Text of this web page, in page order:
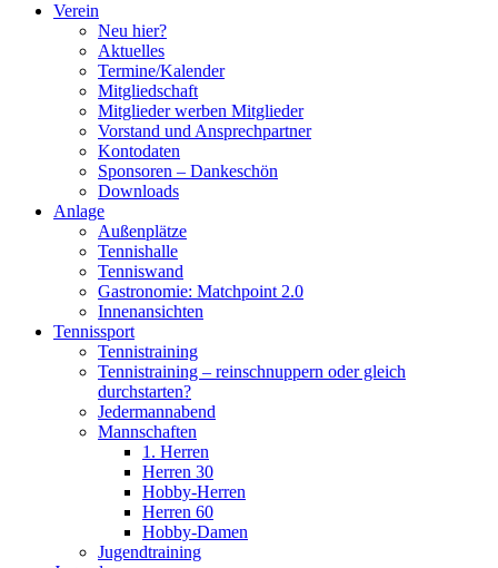
Verein
Neu hier?
Aktuelles
Termine/Kalender
Mitgliedschaft
Mitglieder werben Mitglieder
Vorstand und Ansprechpartner
Kontodaten
Sponsoren – Dankeschön
Downloads
Anlage
Außenplätze
Tennishalle
Tenniswand
Gastronomie: Matchpoint 2.0
Innenansichten
Tennissport
Tennistraining
Tennistraining – reinschnuppern oder gleich
durchstarten?
Jedermannabend
Mannschaften
1. Herren
Herren 30
Hobby-Herren
Herren 60
Hobby-Damen
Jugendtraining